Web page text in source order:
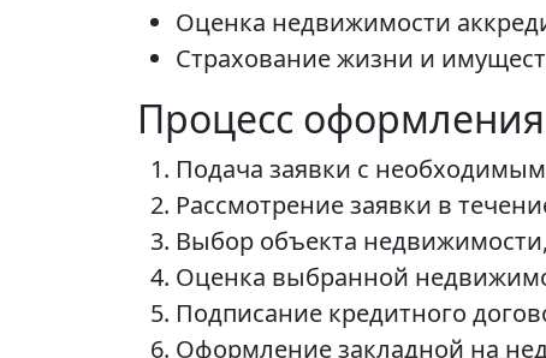
Оценка недвижимости
Страхование жизни и
Процесс оформления
Подача заявки с
Рассмотрение заявки в
Выбор объекта
Оценка выбранной
Подписание кредитного
Оформление закладной на